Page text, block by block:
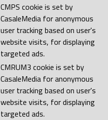
CMPS cookie is set by
CasaleMedia for anonymous
user tracking based on user's
website visits, for displaying
targeted ads.
CMRUM3 cookie is set by
CasaleMedia for anonymous
user tracking based on user's
website visits, for displaying
targeted ads.